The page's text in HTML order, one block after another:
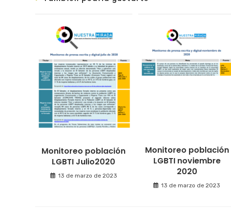
Monitoreo población
LGBTI Julio2020
13 de marzo de 2023
Monitoreo población
LGBTI noviembre
2020
13 de marzo de 2023